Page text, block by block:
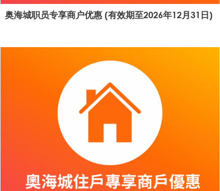
奥海城职员专享商户优惠 (有效期至2026年12月31日)